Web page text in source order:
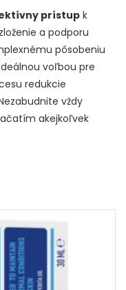
prístup k
a podporu
pôsobeniu
voľbou pre
redukcie
vždy
akejkoľvek